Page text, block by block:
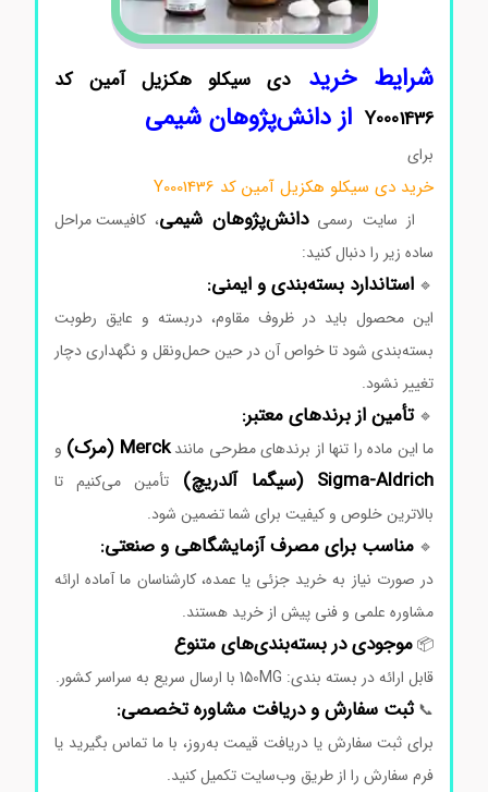
شرایطخریددی سیکلو هکزیل آمین کد
Y0001436 از دانش‌پژوهانشیمی
برای
خرید دی سیکلو هکزیل آمین کد Y0001436
سایترسمیدانش‌پژوهانشیمی،کافیستمراحل
سادهزیر رادنبالکنید:
استانداردبسته‌بندیوایمنی:
اینمحصولبایددر ظروفمقاوم،دربستهو عایقرطوبت
بسته‌بندیشودتاخواصآندرحینحمل‌ونقلونگهداریدچار
تغییرنشود.
تأمینازبرندهایمعتبر:
اینمادهراتنهاازبرندهایمطرحیمانندMerck ( مرک) و
Sigma-Aldrich ( سیگماآلدریچ) تأمینمی‌کنیمتا
بالاترینخلوصوکیفیتبرایشماتضمینشود.
مناسببرایمصرفآزمایشگاهیوصنعتی:
صورتنیازبه خریدجزئییاعمده،کارشناسانما آمادهارائه
مشاورهعلمیوفنیپیشازخریدهستند.
موجودیدربسته‌بندی‌هایمتنوع
قابلارائهدربسته بندی: 150MG باارسالسریعبه سراسرکشور.
ثبتسفارشودریافتمشاورهتخصصی:
برایثبتسفارشیادریافتقیمتبه‌روز،باماتماسبگیریدیا
فرمسفارشراازطریقوب‌سایتتکمیلکنید.